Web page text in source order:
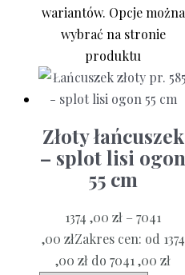
wariantów. Opcje można
wybrać na stronie
produktu
Złoty łańcuszek
– splot lisi ogon
55 cm
1374 ,00 zł – 7041
,00 złZakres cen: od 1374
,00 zł do 7041 ,00 zł